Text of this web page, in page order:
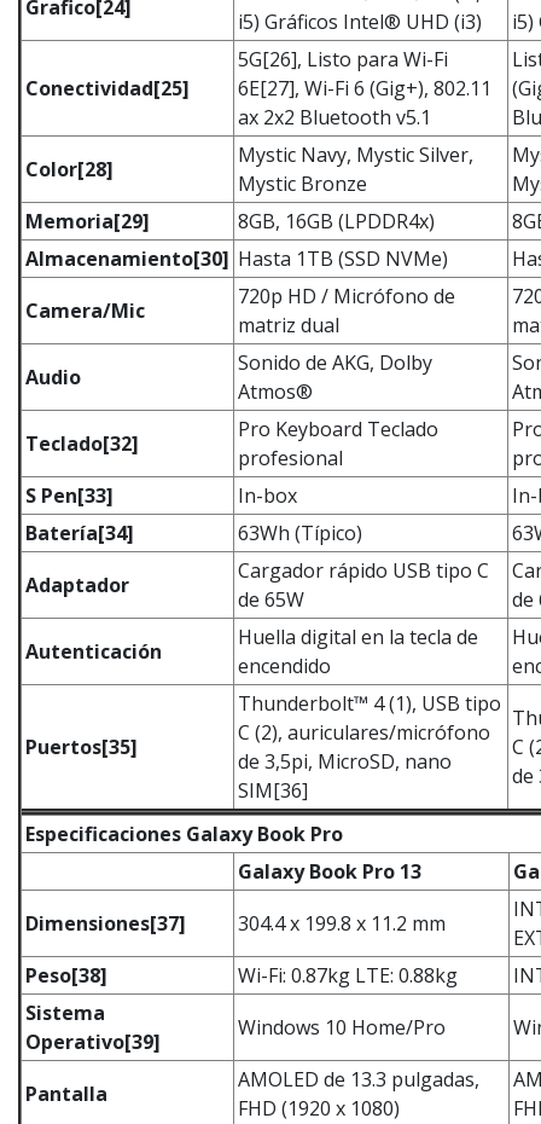
Grafico[24]
i5) Gráficos Intel® UHD (i3)
i5)
Conectividad[25]
5G[26], Listo para Wi-Fi
6E[27], Wi-Fi 6 (Gig+), 802.11
ax 2x2 Bluetooth v5.1
Color​[28]
Mystic Navy, Mystic Silver,
Mystic Bronze ​
Memoria[29] 8GB, 16GB (LPDDR4x)
Almacenamiento[30] Hasta 1TB (SSD NVMe)
Camera/Mic
720p HD / Micrófono de
matriz dual
Audio
Sonido de AKG, Dolby
Atmos®
Teclado[32]
Pro Keyboard Teclado
profesional
S Pen[33] In-box
Batería[34] 63Wh (Típico)
Adaptador
Cargador rápido USB tipo C
de 65W
de
Autenticación
Huella digital en la tecla de
encendido
Puertos[35]
Thunderbolt™ 4 (1), USB tipo
C (2), auriculares/micrófono
de 3,5pi, MicroSD, nano
SIM[36]
C
de
Especificaciones Galaxy Book Pro
Galaxy Book Pro 13
Dimensiones[37] 304.4 x 199.8 x 11.2 mm
Peso[38] Wi-Fi: 0.87kg LTE: 0.88kg
Sistema
Operativo[39]
Windows 10 Home/Pro
Pantalla​
AMOLED de 13.3 pulgadas,
FHD (1920 x 1080)